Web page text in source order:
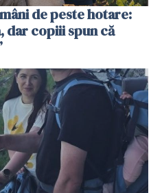
de peste hotare:
dar copiii spun că